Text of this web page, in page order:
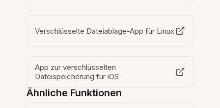
Verschlüsselte Dateiablage-App für Linux
App zur verschlüsselten
Dateispeicherung für iOS
Ähnliche Funktionen